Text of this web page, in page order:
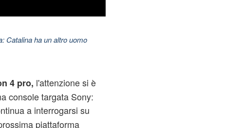
Catalina ha un altro uomo
4 pro, l'attenzione si è
console targata Sony:
a interrogarsi su
piattaforma